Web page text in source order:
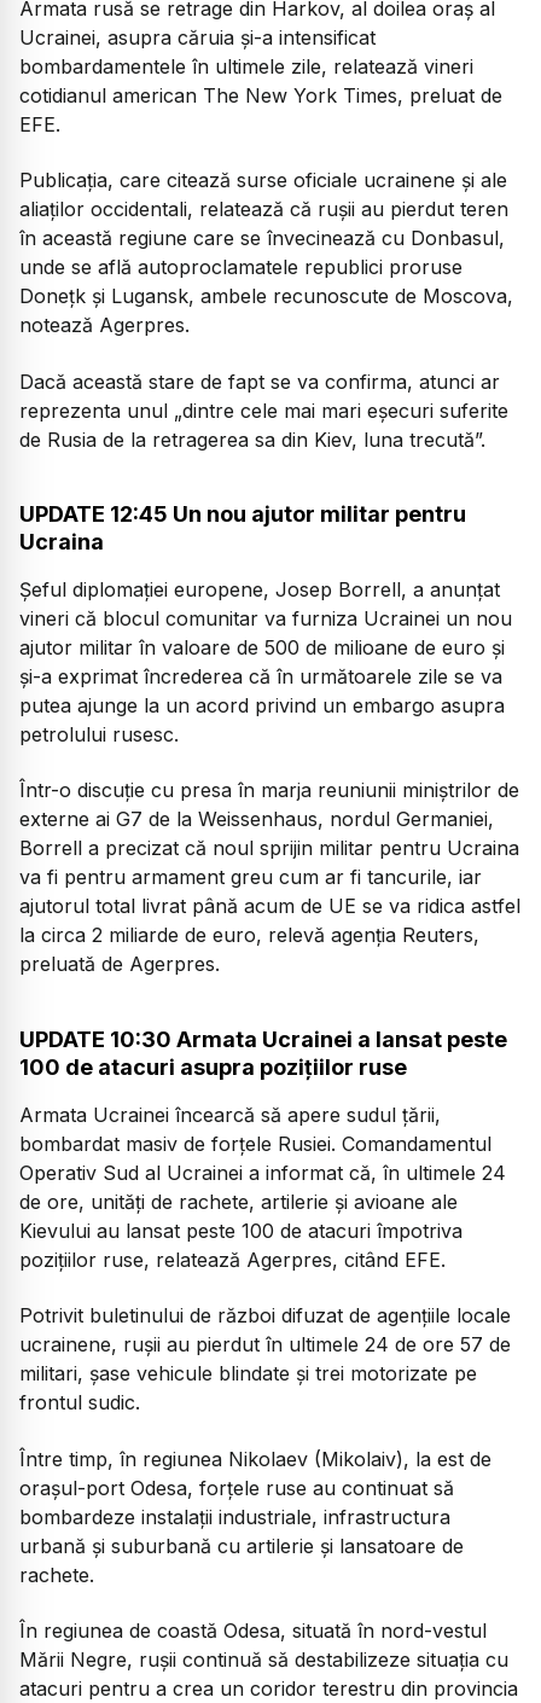
Armata rusă se retrage din Harkov, al doilea oraş al
Ucrainei, asupra căruia şi-a intensificat
bombardamentele în ultimele zile, relatează vineri
cotidianul american The New York Times, preluat de
EFE.
Publicația, care citează surse oficiale ucrainene şi ale
aliaţilor occidentali, relatează că ruşii au pierdut teren
în această regiune care se învecinează cu Donbasul,
unde se află autoproclamatele republici proruse
Doneţk şi Lugansk, ambele recunoscute de Moscova,
notează Agerpres.
Dacă această stare de fapt se va confirma, atunci ar
reprezenta unul „dintre cele mai mari eşecuri suferite
de Rusia de la retragerea sa din Kiev, luna trecută”.
UPDATE 12:45 Un nou ajutor militar pentru
Ucraina
Şeful diplomaţiei europene, Josep Borrell, a anunţat
vineri că blocul comunitar va furniza Ucrainei un nou
ajutor militar în valoare de 500 de milioane de euro şi
şi-a exprimat încrederea că în următoarele zile se va
putea ajunge la un acord privind un embargo asupra
petrolului rusesc.
Într-o discuţie cu presa în marja reuniunii miniştrilor de
externe ai G7 de la Weissenhaus, nordul Germaniei,
Borrell a precizat că noul sprijin militar pentru Ucraina
va fi pentru armament greu cum ar fi tancurile, iar
ajutorul total livrat până acum de UE se va ridica astfel
la circa 2 miliarde de euro, relevă agenția Reuters,
preluată de Agerpres.
UPDATE 10:30 Armata Ucrainei a lansat peste
100 de atacuri asupra poziţiilor ruse
Armata Ucrainei încearcă să apere sudul ţării,
bombardat masiv de forţele Rusiei. Comandamentul
Operativ Sud al Ucrainei a informat că, în ultimele 24
de ore, unităţi de rachete, artilerie şi avioane ale
Kievului au lansat peste 100 de atacuri împotriva
poziţiilor ruse, relatează Agerpres, citând EFE.
Potrivit buletinului de război difuzat de agenţiile locale
ucrainene, ruşii au pierdut în ultimele 24 de ore 57 de
militari, şase vehicule blindate şi trei motorizate pe
frontul sudic.
Între timp, în regiunea Nikolaev (Mikolaiv), la est de
oraşul-port Odesa, forţele ruse au continuat să
bombardeze instalaţii industriale, infrastructura
urbană şi suburbană cu artilerie şi lansatoare de
rachete.
În regiunea de coastă Odesa, situată în nord-vestul
Mării Negre, ruşii continuă să destabilizeze situaţia cu
atacuri pentru a crea un coridor terestru din provincia